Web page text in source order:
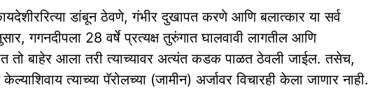
डांबून ठेवणे, गंभीर दुखापत करणे आणि बलात्कार या सर्व
गगनदीपला 28 वर्षे प्रत्यक्ष तुरुंगात घालवावी लागतील आणि
तो बाहेर आला तरी त्याच्यावर अत्यंत कडक पाळत ठेवली जाईल. तसेच,
केल्याशिवाय त्याच्या पॅरोलच्या (जामीन) अर्जावर विचारही केला जाणार नाही.